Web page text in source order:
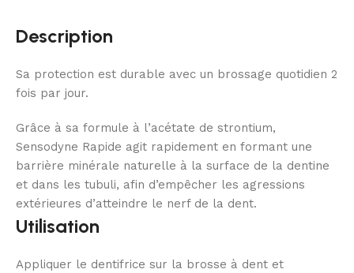
Description
Sa protection est durable avec un brossage quotidien 2
fois par jour.
Grâce à sa formule à l’acétate de strontium,
Sensodyne Rapide agit rapidement en formant une
barrière minérale naturelle à la surface de la dentine
et dans les tubuli, afin d’empêcher les agressions
extérieures d’atteindre le nerf de la dent.
Utilisation
Appliquer le dentifrice sur la brosse à dent et